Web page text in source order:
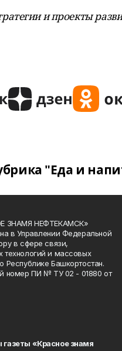
и проекты
"Еда и
ЗНАМЯ НЕФТЕКАМСК»
в Управлении Федеральной
в сфере связи,
технологий и массовых
Республике Башкортостан.
номер ПИ № ТУ 02 - 01880 от
«Красное знамя